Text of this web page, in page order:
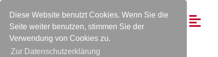
Diese Website benutzt Cookies. Wenn Sie die
Seite weiter benutzen, stimmen Sie der
Verwendung von Cookies zu.
Zur Datenschutzerklärung